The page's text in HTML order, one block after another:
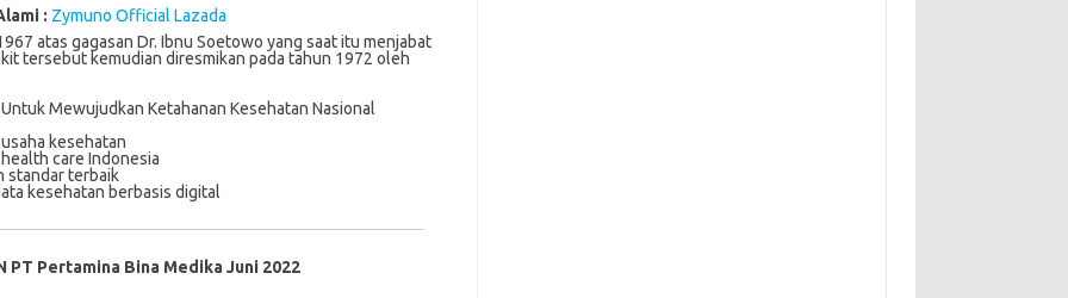
: Zymuno Official Lazada
atas gagasan Dr. Ibnu Soetowo yang saat itu menjabat
tersebut kemudian diresmikan pada tahun 1972 oleh
Mewujudkan Ketahanan Kesehatan Nasional
kesehatan
care Indonesia
standar terbaik
kesehatan berbasis digital
PT Pertamina Bina Medika Juni 2022